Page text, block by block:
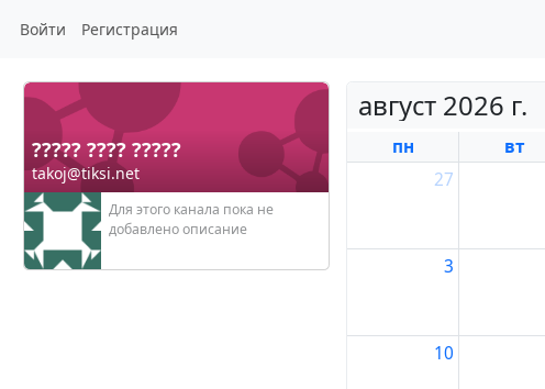
Войти Регистрация
????? ???? ?????
takoj@tiksi.net
Для этого канала пока не
добавлено описание
август 2026 г.
пн вт
27
3
10